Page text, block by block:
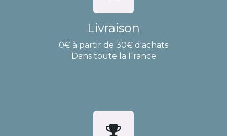
Livraison
0€ à partir de 30€ d'achats
Dans toute la France